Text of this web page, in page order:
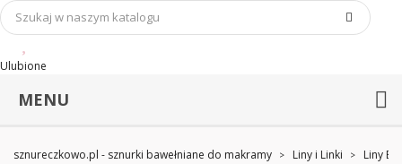
Ulubione
MENU
sznureczkowo.pl - sznurki bawełniane do makramy Liny i Linki Liny